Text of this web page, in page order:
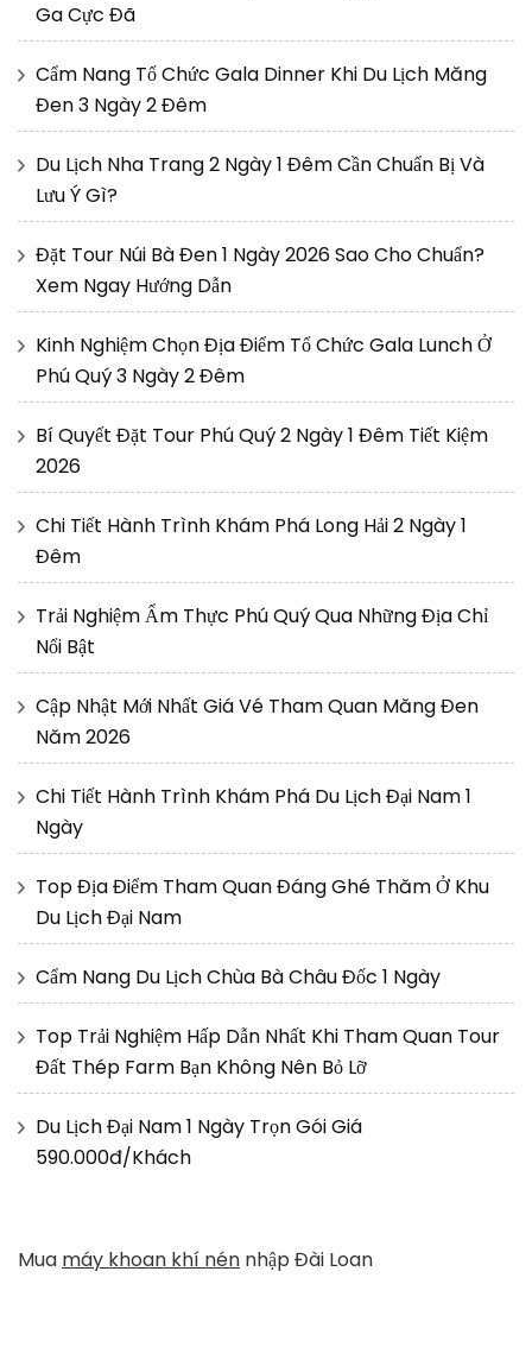
Ga Cực Đã
Cẩm Nang Tổ Chức Gala Dinner Khi Du Lịch Măng
Đen 3 Ngày 2 Đêm
Du Lịch Nha Trang 2 Ngày 1 Đêm Cần Chuẩn Bị Và
Lưu Ý Gì?
Đặt Tour Núi Bà Đen 1 Ngày 2026 Sao Cho Chuẩn?
Xem Ngay Hướng Dẫn
Kinh Nghiệm Chọn Địa Điểm Tổ Chức Gala Lunch Ở
Phú Quý 3 Ngày 2 Đêm
Bí Quyết Đặt Tour Phú Quý 2 Ngày 1 Đêm Tiết Kiệm
2026
Chi Tiết Hành Trình Khám Phá Long Hải 2 Ngày 1
Đêm
Trải Nghiệm Ẩm Thực Phú Quý Qua Những Địa Chỉ
Nổi Bật
Cập Nhật Mới Nhất Giá Vé Tham Quan Măng Đen
Năm 2026
Chi Tiết Hành Trình Khám Phá Du Lịch Đại Nam 1
Ngày
Top Địa Điểm Tham Quan Đáng Ghé Thăm Ở Khu
Du Lịch Đại Nam
Cẩm Nang Du Lịch Chùa Bà Châu Đốc 1 Ngày
Top Trải Nghiệm Hấp Dẫn Nhất Khi Tham Quan Tour
Đất Thép Farm Bạn Không Nên Bỏ Lỡ
Du Lịch Đại Nam 1 Ngày Trọn Gói Giá
590.000đ/Khách
Mua máy khoan khí nén nhập Đài Loan